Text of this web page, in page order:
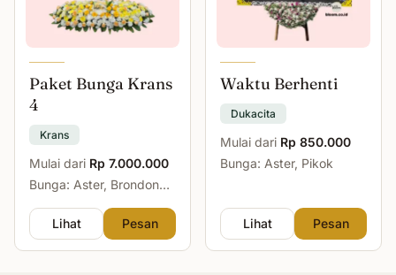
Paket Bunga Krans
4
Krans
Mulai dari Rp 7.000.000
Bunga: Aster, Brondong,
Lihat
Pesan
Waktu Berhenti
Dukacita
Mulai dari Rp 850.000
Bunga: Aster, Pikok
Lihat Pesan